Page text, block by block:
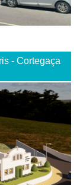
- Cortegaça